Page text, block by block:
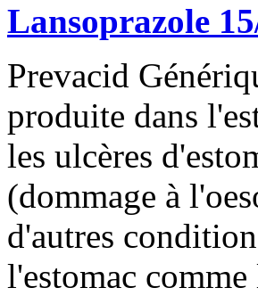
Lansoprazole
Prevacid
produite dans
les ulcères
(dommage à
d'autres
l'estomac